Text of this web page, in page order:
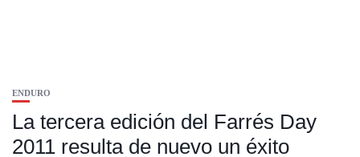
ENDURO
La tercera edición del Farrés Day
2011 resulta de nuevo un éxito